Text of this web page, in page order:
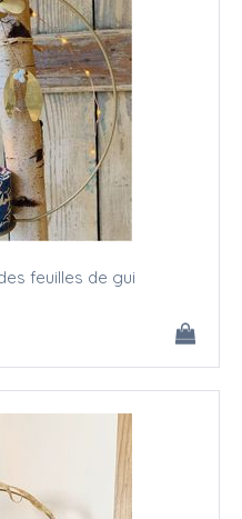
feuilles de gui